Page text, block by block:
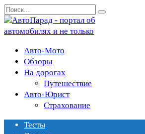
Перейти
к
содержанию
Search
for:
Авто-Мото
Обзоры
На дорогах
Путешествие
Авто-Юрист
Страхование
Тесты